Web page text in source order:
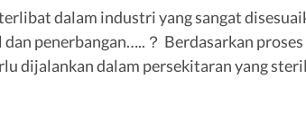
dalam industri yang sangat
penerbangan…..？ Berdasarkan
dijalankan dalam persekitaran yang